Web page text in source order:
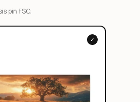
pin FSC.
✓